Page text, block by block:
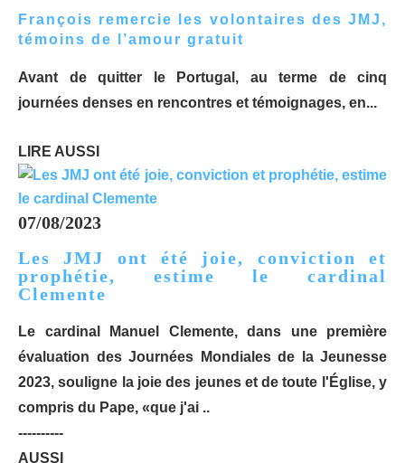
François remercie les volontaires des JMJ,
témoins de l’amour gratuit
Avant de quitter le Portugal, au terme de cinq
journées denses en rencontres et témoignages, en...
LIRE AUSSI
07/08/2023
Les JMJ ont été joie, conviction et
prophétie, estime le cardinal
Clemente
Le cardinal Manuel Clemente, dans une première
évaluation des Journées Mondiales de la Jeunesse
2023, souligne la joie des jeunes et de toute l'Église, y
compris du Pape, «que j'ai ..
----------
AUSSI